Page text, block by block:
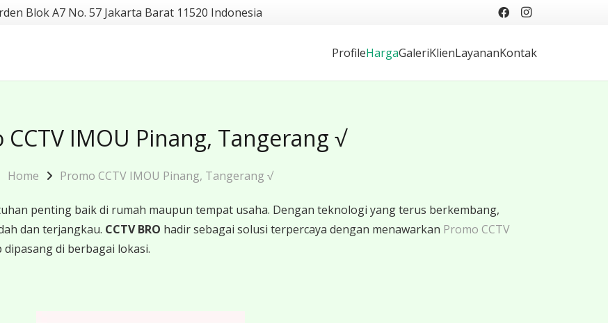
Blok A7 No. 57 Jakarta Barat 11520 Indonesia
ProfileHargaGaleriKlienLayananKontak
CCTV IMOU Pinang, Tangerang √
Home Promo CCTV IMOU Pinang, Tangerang √
penting baik di rumah maupun tempat usaha. Dengan teknologi yang terus berkembang,
dan terjangkau. CCTV BRO hadir sebagai solusi terpercaya dengan menawarkan Promo CCTV
di berbagai lokasi.